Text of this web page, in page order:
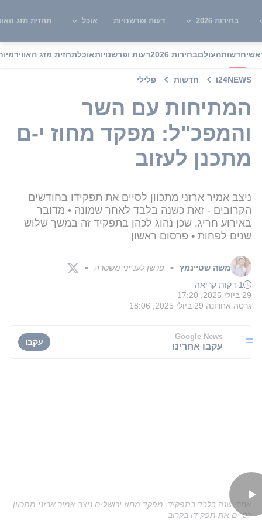
בחירות 2026 דעות ופרשנויות אוכל תחזית מזג
חדשותהעולםבחירות 2026 דעות ופרשנויותאוכלתחזית מזג האוויר
i24NEWS חדשות פלילי
המתיחות עם השר
והמפכ"ל: מפקד מחוז י-ם
מתכנן לעזוב
ניצב אמיר ארזני מתכוון לסיים את תפקידו בחודשים
הקרובים - זאת כשנה בלבד לאחר שמונה • מדובר
באירוע חריג, שכן נהוג לכהן בתפקיד זה במשך שלוש
שנים לפחות • פרסום ראשון
משה שטיינמץ ■ פרשן לענייני משטרה ■
1 דקות קריאה
29 ביולי 2025, 17:20
גרסה אחרונה 29 ביולי 2025, 18:06
Google News
עקבו אחרינו עקבו
אחרי שנה בלבד בתפקיד: מפקד מחוז ירושלים ניצב אמיר ארזני מתכוון
לסיים את תפקידו בקרוב